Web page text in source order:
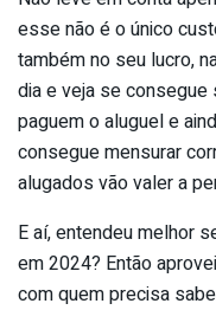
esse não é o único
também no seu lucro,
dia e veja se consegue
paguem o aluguel e
consegue mensurar
alugados vão valer a
E aí, entendeu melhor
em 2024? Então
com quem precisa